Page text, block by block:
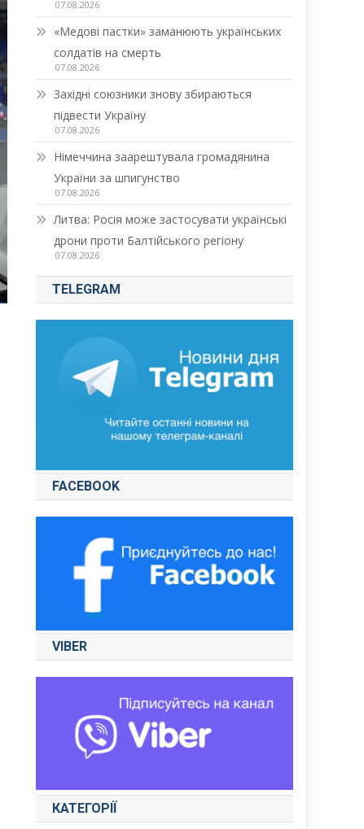
07.08.2026
«Медові пастки» заманюють українських
солдатів на смерть
07.08.2026
Західні союзники знову збираються
підвести Україну
07.08.2026
Німеччина заарештувала громадянина
України за шпигунство
07.08.2026
Литва: Росія може застосувати українські
дрони проти Балтійського регіону
07.08.2026
TELEGRAM
FACEBOOK
VIBER
КАТЕГОРІЇ